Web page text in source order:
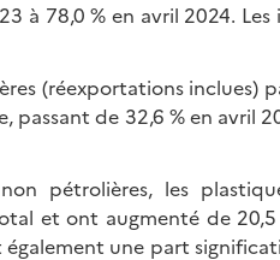
à 78,0 % en avril 2024.
(réexportations inclues)
passant de 32,6 % en avril
pétrolières, les
et ont augmenté de
une part